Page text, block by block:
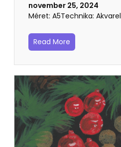
november 25, 2024
Méret: A5Technika: Akvarel
Read More